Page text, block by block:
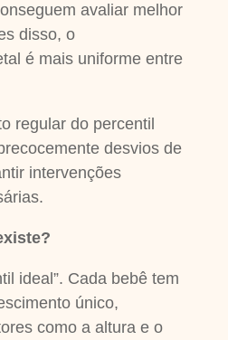
avaliar melhor
disso, o
é mais uniforme entre
regular do percentil
desvios de
intervenções
ideal”. Cada bebê tem
único,
como a altura e o